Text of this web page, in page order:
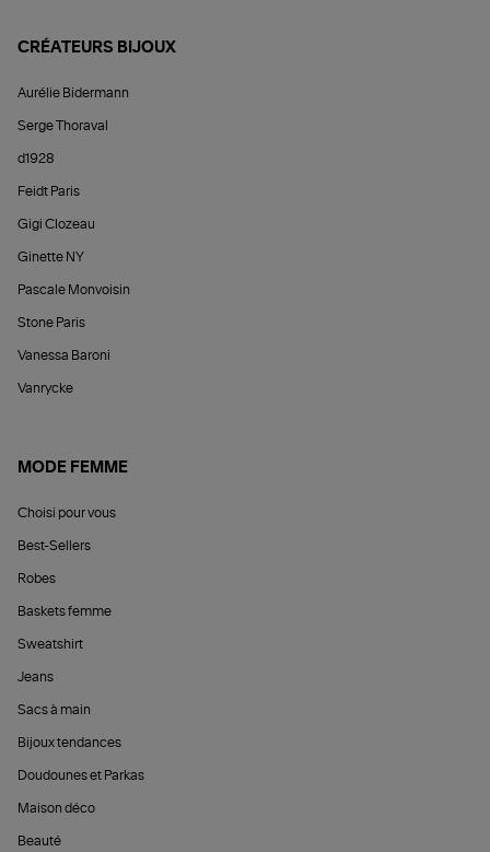
CRÉATEURS BIJOUX
Aurélie Bidermann
Serge Thoraval
d1928
Feidt Paris
Gigi Clozeau
Ginette NY
Pascale Monvoisin
Stone Paris
Vanessa Baroni
Vanrycke
MODE FEMME
Choisi pour vous
Best-Sellers
Robes
Baskets femme
Sweatshirt
Jeans
Sacs à main
Bijoux tendances
Doudounes et Parkas
Maison déco
Beauté